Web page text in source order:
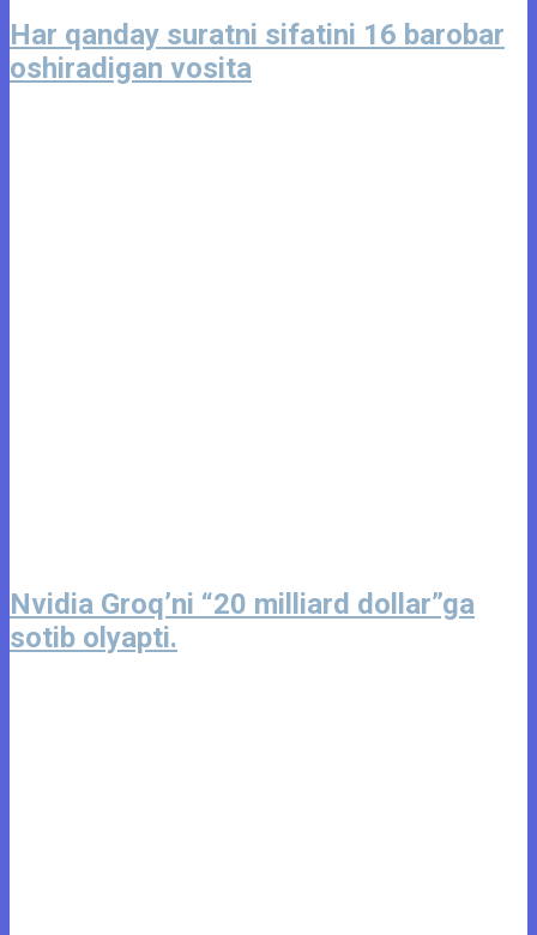
Har qanday suratni sifatini 16 barobar
oshiradigan vosita
Nvidia Groq’ni “20 milliard dollar”ga
sotib olyapti.